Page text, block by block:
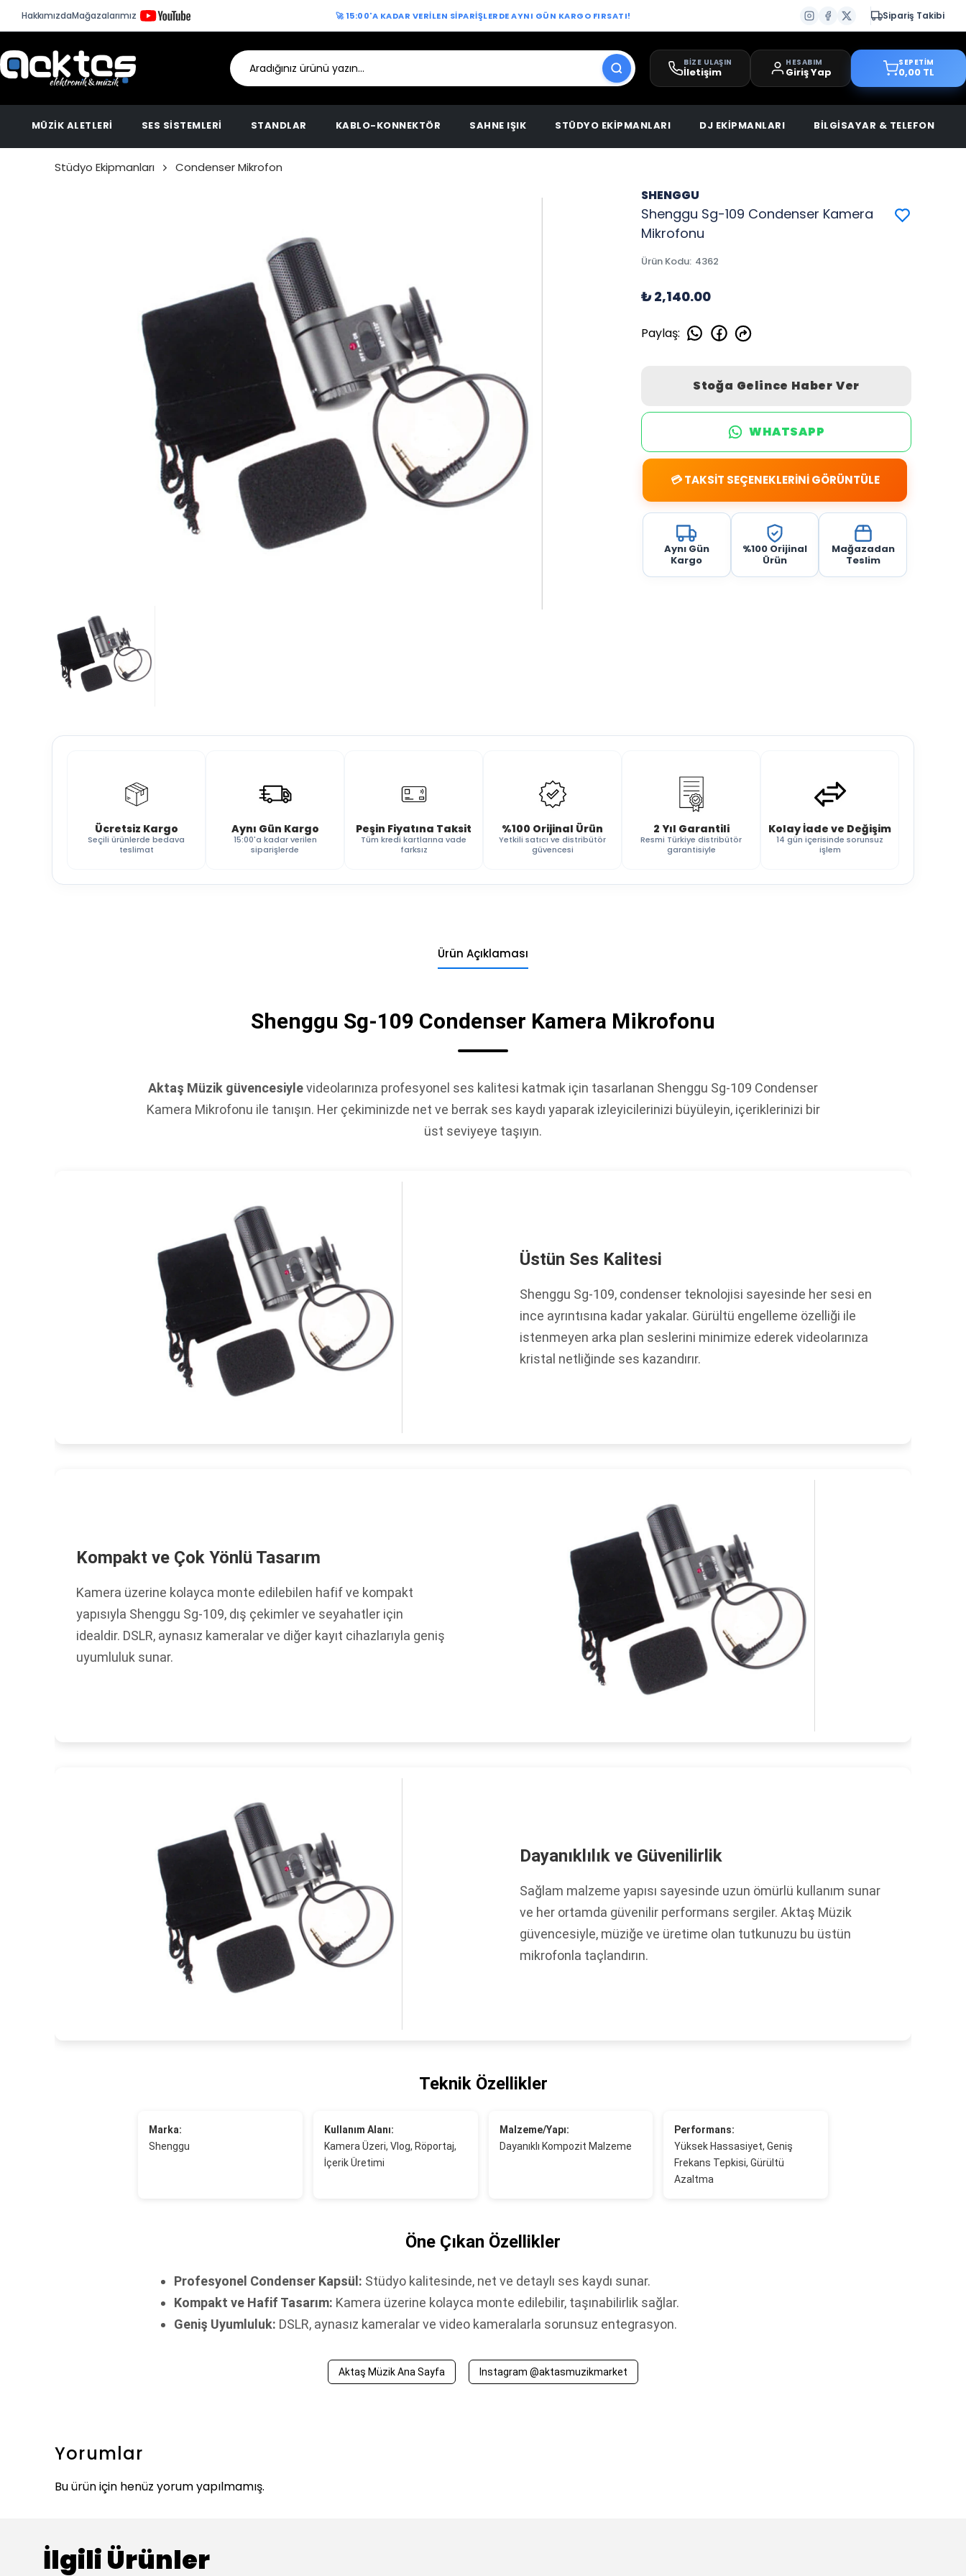
HakkımızdaMağazalarımız 🚀 15:00'A KADAR VERİLEN SİPARİŞLERDE AYNI GÜN KARGO FIRSATI! Sipariş Takibi
BİZE ULAŞIN
İletişim
HESABIM
Giriş Yap
SEPETİM
0,00 TL
MÜZİK ALETLERİ SES SİSTEMLERİ STANDLAR KABLO-KONNEKTÖR SAHNE IŞIK STÜDYO EKİPMANLARI DJ EKİPMANLARI BİLGİSAYAR & TELEFON
Stüdyo Ekipmanları Condenser Mikrofon
SHENGGU
Shenggu Sg-109 Condenser Kamera
Mikrofonu
Ürün Kodu: 4362
₺ 2,140.00
Paylaş:
Stoğa Gelince Haber Ver
WHATSAPP
💳 TAKSİT SEÇENEKLERİNİ GÖRÜNTÜLE
Aynı Gün
Kargo
%100 Orijinal
Ürün
Mağazadan
Teslim
Ücretsiz Kargo
Seçili ürünlerde bedava
teslimat
Aynı Gün Kargo
15:00'a kadar verilen
siparişlerde
Peşin Fiyatına Taksit
Tüm kredi kartlarına vade
farksız
%100 Orijinal Ürün
Yetkili satıcı ve distribütör
güvencesi
2 Yıl Garantili
Resmi Türkiye distribütör
garantisiyle
Kolay İade ve Değişim
14 gün içerisinde sorunsuz
işlem
Ürün Açıklaması
Shenggu Sg-109 Condenser Kamera Mikrofonu
Aktaş Müzik güvencesiylevideolarınıza profesyonel ses kalitesi katmak için tasarlanan Shenggu Sg-109 Condenser
Kamera Mikrofonu ile tanışın. Her çekiminizde net ve berrak ses kaydı yaparak izleyicilerinizi büyüleyin, içeriklerinizi bir
üst seviyeye taşıyın.
Üstün Ses Kalitesi
Shenggu Sg-109, condenser teknolojisi sayesinde her sesi en
ince ayrıntısına kadar yakalar. Gürültü engelleme özelliği ile
istenmeyen arka plan seslerini minimize ederek videolarınıza
kristal netliğinde ses kazandırır.
Kompakt ve Çok Yönlü Tasarım
Kamera üzerine kolayca monte edilebilen hafif ve kompakt
yapısıyla Shenggu Sg-109, dış çekimler ve seyahatler için
idealdir. DSLR, aynasız kameralar ve diğer kayıt cihazlarıyla geniş
uyumluluk sunar.
Dayanıklılık ve Güvenilirlik
Sağlam malzeme yapısı sayesinde uzun ömürlü kullanım sunar
ve her ortamda güvenilir performans sergiler. Aktaş Müzik
güvencesiyle, müziğe ve üretime olan tutkunuzu bu üstün
mikrofonla taçlandırın.
Teknik Özellikler
Marka:
Shenggu
Kullanım Alanı:
Kamera Üzeri, Vlog, Röportaj,
İçerik Üretimi
Malzeme/Yapı:
Dayanıklı Kompozit Malzeme
Performans:
Yüksek Hassasiyet, Geniş
Frekans Tepkisi, Gürültü
Azaltma
Öne Çıkan Özellikler
Profesyonel Condenser Kapsül: Stüdyo kalitesinde, net ve detaylı ses kaydı sunar.
Kompakt ve Hafif Tasarım: Kamera üzerine kolayca monte edilebilir, taşınabilirlik sağlar.
Geniş Uyumluluk: DSLR, aynasız kameralar ve video kameralarla sorunsuz entegrasyon.
Aktaş Müzik Ana Sayfa Instagram @aktasmuzikmarket
Yorumlar
Bu ürün için henüz yorum yapılmamış.
İlgili Ürünler